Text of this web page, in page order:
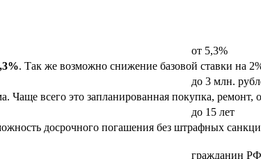
от 5,3%
. Так же возможно снижение базовой ставки на
до 3 млн.
Чаще всего это запланированная покупка,
до 15 лет
досрочного погашения без штрафных
гражданин РФ